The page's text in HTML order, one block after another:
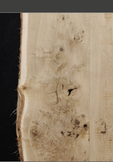
PODOBNE PRODUKTY
Blat dębowy z
krawędzią
Blat